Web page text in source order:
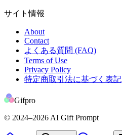
サイト情報
About
Contact
よくある質問 (FAQ)
Terms of Use
Privacy Policy
特定商取引法に基づく表記
Gifpro
© 2024–2026 AI Gift Prompt